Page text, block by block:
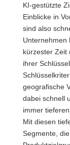
KI-gestützte
Einblicke in
sind also
Unternehmen
kürzester Zeit
ihrer
geografische
dabei schnell
immer
Mit diesen
Segmente,